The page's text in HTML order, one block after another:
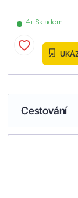
4+ Skladem
Cestování